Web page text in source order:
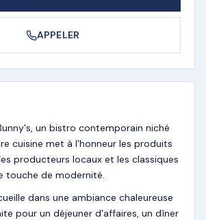
APPELER
un bistro contemporain niché
cuisine met à l'honneur les produits
producteurs locaux et les classiques
touche de modernité.
dans une ambiance chaleureuse
pour un déjeuner d'affaires, un dîner